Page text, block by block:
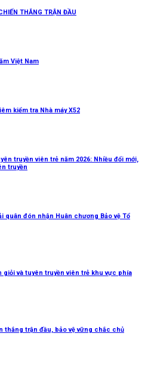
THẮNG TRẬN ĐẦU
Việt Nam
kiểm tra Nhà máy X52
truyền viên trẻ năm 2026: Nhiều đổi mới,
truyền
quân đón nhận Huân chương Bảo vệ Tổ
giỏi và tuyên truyền viên trẻ khu vực phía
thắng trận đầu, bảo vệ vững chắc chủ